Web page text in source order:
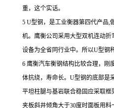
重，这个实话。
5 U型钢，是工业衡器第四代产品,
机。鹰衡公司采用大型双机连动折
设备为全省同行业中。所以U型钢
6 鹰衡汽车衡钢结构比较合理，刚
体抗绕，寿命长。U型钢的底部是
平坦柱腿与基岩联合稳固应采取框
夹板斜井倾角大于30度时面板用料